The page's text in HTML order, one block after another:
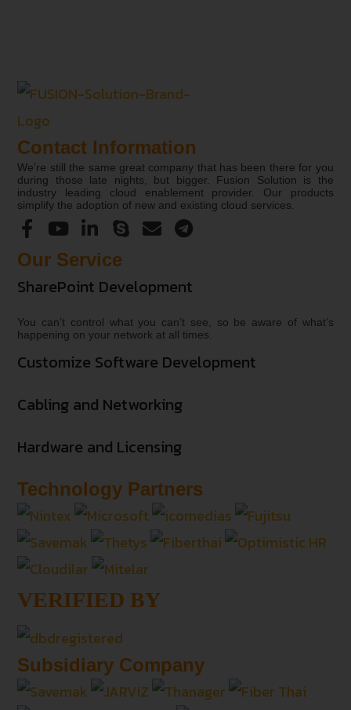
Contact Information
We’re still the same great company that has been there for you
during those late nights, but bigger. Fusion Solution is the
industry leading cloud enablement provider. Our products
simplify the adoption of new and existing cloud services.
Our Service
SharePoint Development
You can’t control what you can’t see, so be aware of what’s
happening on your network at all times.
Customize Software Development
Cabling and Networking
Hardware and Licensing
Technology Partners
VERIFIED BY
Subsidiary Company